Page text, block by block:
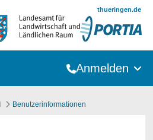
thueringen.de
Anmelden
Benutzerinformationen